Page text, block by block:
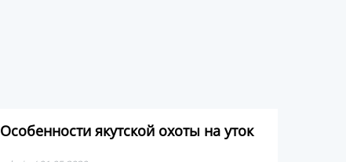
Особенности якутской охоты на уток